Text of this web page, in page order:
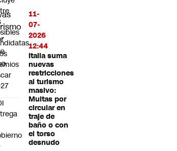
11-
07-
2026
12:44
Italia suma
nuevas
restricciones
al turismo
masivo:
Multas por
circular en
traje de
baño o con
el torso
desnudo